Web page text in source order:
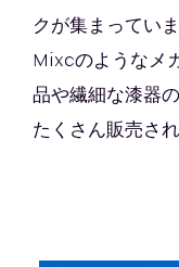
クが集まってい
Mixcのようなメ
品や繊細な漆器
たくさん販売さ